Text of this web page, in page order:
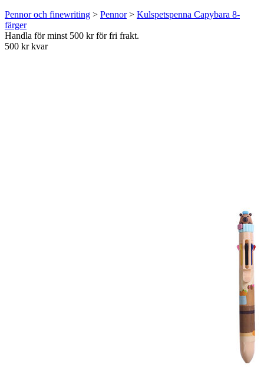
Pennor och finewriting > Pennor> Kulspetspenna Capybara 8-
färger
Handla för minst 500 kr för fri frakt.
500 kr kvar